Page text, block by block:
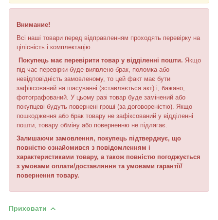
Внимание!
Всі наші товари перед відправленням проходять перевірку на
цілісність і комплектацію.
Покупець має перевірити товар у відділенні пошти. Якщо
під час перевірки буде виявлено брак, поломка або
невідповідність замовленому, то цей факт має бути
зафіксований на шасуванні (зставляється акт) і, бажано,
фотографований. У цьому разі товар буде замінений або
покупцеві будуть повернені гроші (за договореністю). Якщо
пошкодження або брак товару не зафіксований у відділенні
пошти, товару обміну або поверненню не підлягає.
Залишаючи замовлення, покупець підтверджує, що
повністю ознайомився з повідомленням і
характеристиками товару, а також повністю погоджується
з умовами оплати/доставляння та умовами гарантії/
повернення товару.
Приховати